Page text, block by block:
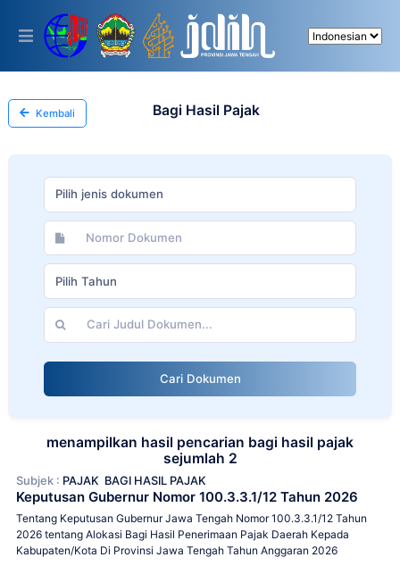
This
includes
accessibility
system.
Kembali Bagi Hasil Pajak
Pilih jenis dokumen
Pilih Tahun
Cari Dokumen
menampilkan hasil pencarian bagi hasil pajak
sejumlah 2
Subjek : PAJAK BAGI HASIL PAJAK
Keputusan Gubernur Nomor 100.3.3.1/12 Tahun 2026
Tentang Keputusan Gubernur Jawa Tengah Nomor 100.3.3.1/12 Tahun
2026 tentang Alokasi Bagi Hasil Penerimaan Pajak Daerah Kepada
Kabupaten/Kota Di Provinsi Jawa Tengah Tahun Anggaran 2026